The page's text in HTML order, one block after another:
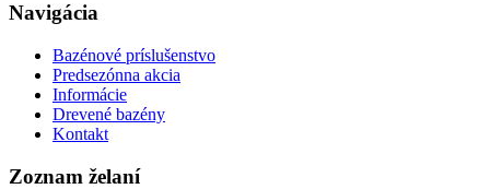
Navigácia
Bazénové príslušenstvo
Predsezónna akcia
Informácie
Drevené bazény
Kontakt
Zoznam želaní